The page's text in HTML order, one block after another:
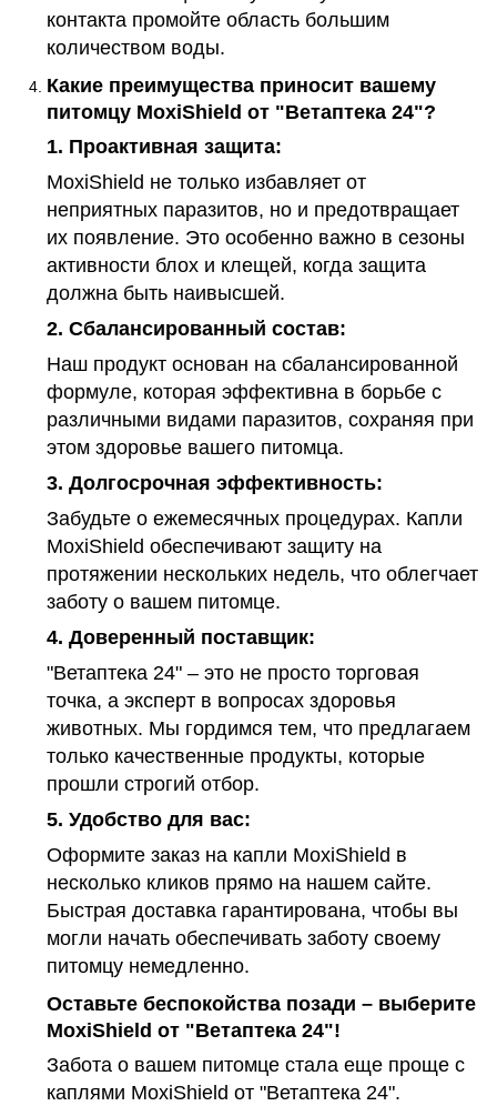
контакта промойте область большим
количеством воды.
Какие преимущества приносит вашему
питомцу MoxiShield от "Ветаптека 24"?
1. Проактивная защита:
MoxiShield не только избавляет от
неприятных паразитов, но и предотвращает
их появление. Это особенно важно в сезоны
активности блох и клещей, когда защита
должна быть наивысшей.
2. Сбалансированный состав:
Наш продукт основан на сбалансированной
формуле, которая эффективна в борьбе с
различными видами паразитов, сохраняя при
этом здоровье вашего питомца.
3. Долгосрочная эффективность:
Забудьте о ежемесячных процедурах. Капли
MoxiShield обеспечивают защиту на
протяжении нескольких недель, что облегчает
заботу о вашем питомце.
4. Доверенный поставщик:
"Ветаптека 24" – это не просто торговая
точка, а эксперт в вопросах здоровья
животных. Мы гордимся тем, что предлагаем
только качественные продукты, которые
прошли строгий отбор.
5. Удобство для вас:
Оформите заказ на капли MoxiShield в
несколько кликов прямо на нашем сайте.
Быстрая доставка гарантирована, чтобы вы
могли начать обеспечивать заботу своему
питомцу немедленно.
Оставьте беспокойства позади – выберите
MoxiShield от "Ветаптека 24"!
Забота о вашем питомце стала еще проще с
каплями MoxiShield от "Ветаптека 24".